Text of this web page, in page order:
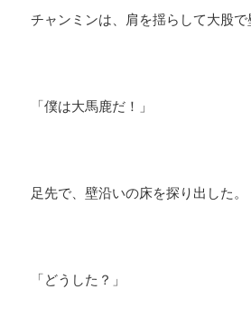
チャンミンは、肩を揺らして大股で
「僕は大馬鹿だ！」
足先で、壁沿いの床を探り出した。
「どうした？」